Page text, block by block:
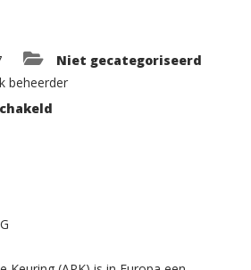
Niet gecategoriseerd
beheerder